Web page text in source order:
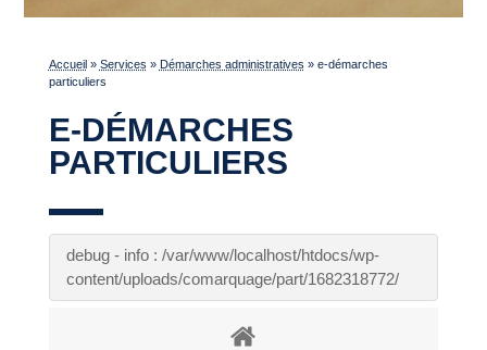
Accueil » Services » Démarches administratives » e-démarches
particuliers
E-DÉMARCHES
PARTICULIERS
debug - info : /var/www/localhost/htdocs/wp-
content/uploads/comarquage/part/1682318772/